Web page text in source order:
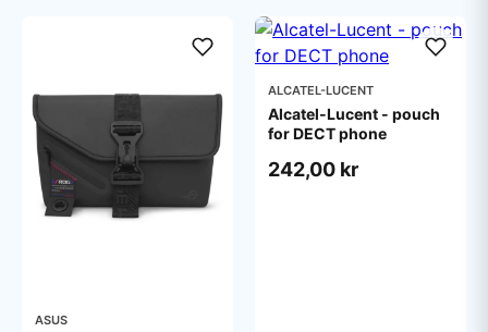
ASUS
ALCATEL-LUCENT
Alcatel-Lucent - pouch
for DECT phone
242,00 kr